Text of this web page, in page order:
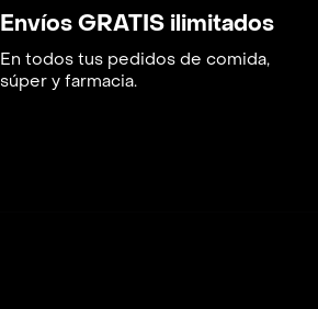
Envíos GRATIS ilimitados
En todos tus pedidos de comida,
súper y farmacia.